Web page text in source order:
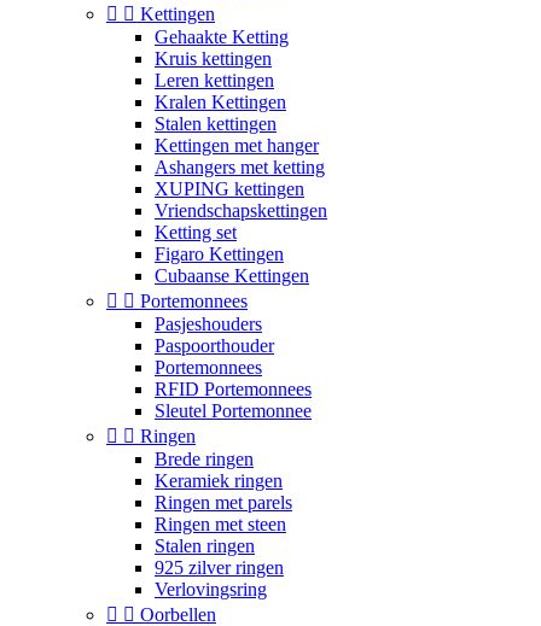
  Kettingen
Gehaakte Ketting
Kruis kettingen
Leren kettingen
Kralen Kettingen
Stalen kettingen
Kettingen met hanger
Ashangers met ketting
XUPING kettingen
Vriendschapskettingen
Ketting set
Figaro Kettingen
Cubaanse Kettingen
  Portemonnees
Pasjeshouders
Paspoorthouder
Portemonnees
RFID Portemonnees
Sleutel Portemonnee
  Ringen
Brede ringen
Keramiek ringen
Ringen met parels
Ringen met steen
Stalen ringen
925 zilver ringen
Verlovingsring
  Oorbellen